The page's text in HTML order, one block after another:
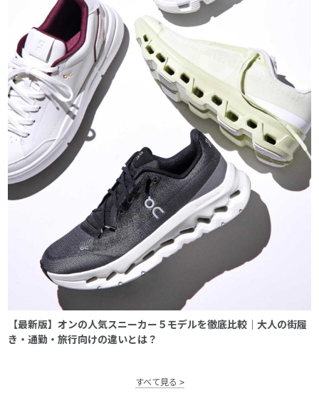
【最新版】オンの人気スニーカー５モデルを徹底比較｜大人の街履
き・通勤・旅行向けの違いとは？
すべて見る